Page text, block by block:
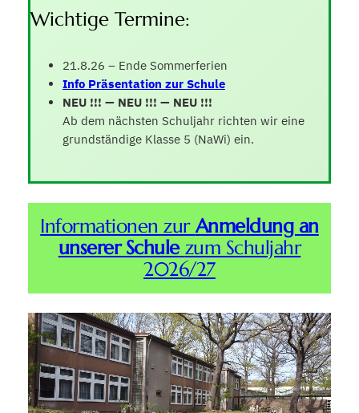
Wichtige Termine:
21.8.26 – Ende Sommerferien
Info Präsentation zur Schule
NEU !!! — NEU !!! — NEU !!!
Ab dem nächsten Schuljahr richten wir eine
grundständige Klasse 5 (NaWi) ein.
Informationen zurAnmeldung an
unserer Schule zum Schuljahr
2026/27